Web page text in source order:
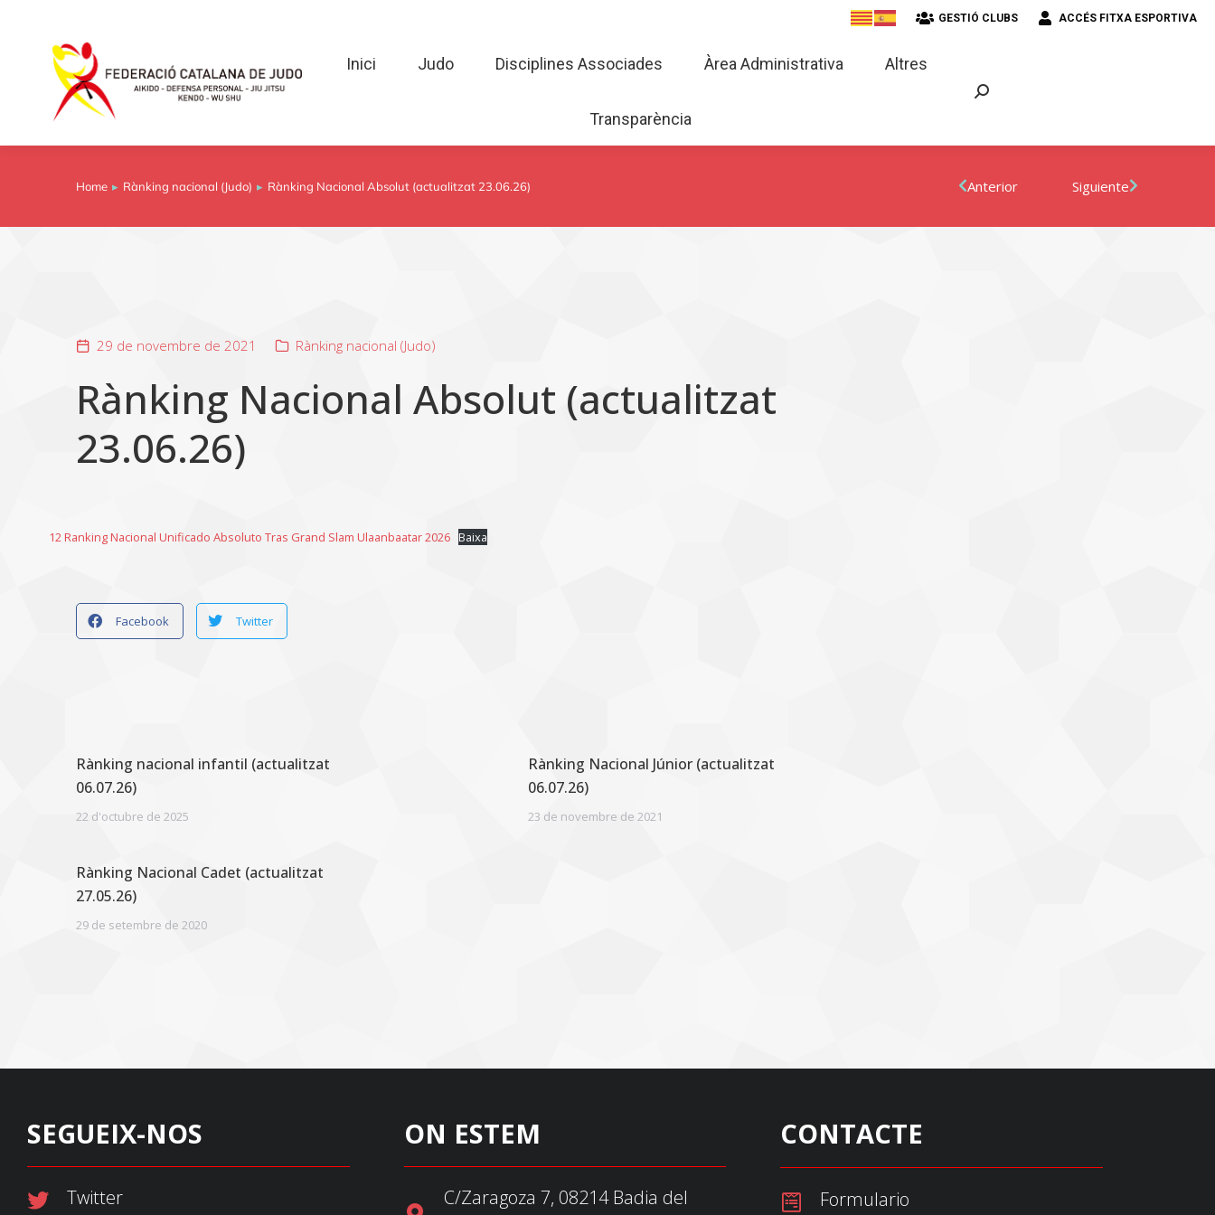
GESTIÓ CLUBS ACCÉS FITXA ESPORTIVA
Inici Judo Disciplines Associades Àrea Administrativa Altres
Transparència
You are here:
Home Rànking nacional (Judo) Rànking Nacional Absolut (actualitzat 23.06.26) Anterior Siguiente
29 de novembre de 2021 Rànking nacional (Judo)
Rànking Nacional Absolut (actualitzat
23.06.26)
12 Ranking Nacional Unificado Absoluto Tras Grand Slam Ulaanbaatar 2026 Baixa
Facebook Twitter
Rànking nacional infantil (actualitzat
06.07.26)
22 d'octubre de 2025
Rànking Nacional Júnior (actualitzat
06.07.26)
23 de novembre de 2021
Rànking Nacional Cadet (actualitzat
27.05.26)
29 de setembre de 2020
SEGUEIX-NOS
Twitter
ON ESTEM
C/Zaragoza 7, 08214 Badia del
CONTACTE
Formulario
Àrea Administrativa Altres